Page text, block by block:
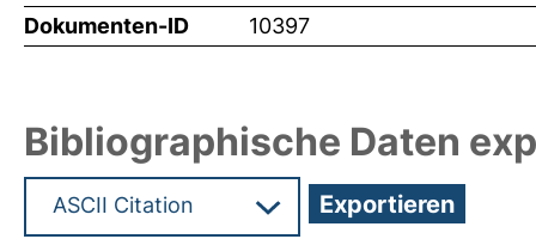
Dokumenten-ID 10397
Bibliographische Daten